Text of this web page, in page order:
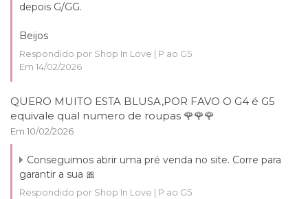
depois G/GG.
Beijos
Respondido por Shop In Love | P ao G5
Em 14/02/2026
QUERO MUITO ESTA BLUSA,POR FAVO O G4 é G5
equivale qual numero de roupas 🌹🌹🌹
Em 10/02/2026
Conseguimos abrir uma pré venda no site. Corre para
garantir a sua 🎀
Respondido por Shop In Love | P ao G5